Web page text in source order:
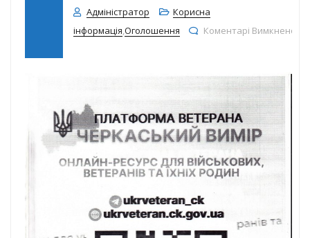
Адміністратор
Корисна
інформація,Оголошення
Коментарі Вимкнено